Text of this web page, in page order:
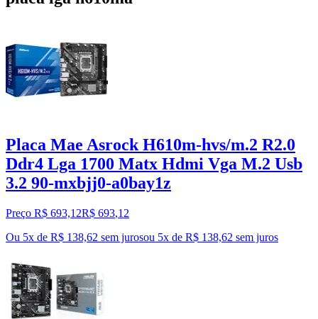
Placa Mae Asrock H610m-hvs/m.2 R2.0
Ddr4 Lga 1700 Matx Hdmi Vga M.2 Usb
3.2 90-mxbjj0-a0bay1z
Preço R$ 693,12R$ 693,12
Ou 5x de R$ 138,62 sem jurosou 5x de R$ 138,62 sem juros